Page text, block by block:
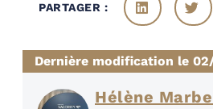
PARTAGER :
Dernière modification le
Hélène